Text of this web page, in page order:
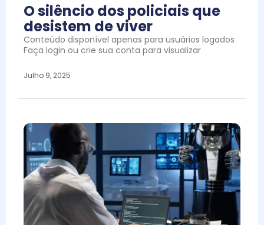
O silêncio dos policiais que
desistem de viver
Conteúdo disponível apenas para usuários logados
Faça login ou crie sua conta para visualizar
Julho 9, 2025